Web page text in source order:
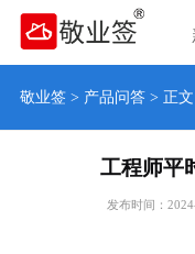
敬业签> 产品问答> 正文
工程师平
发布时间：